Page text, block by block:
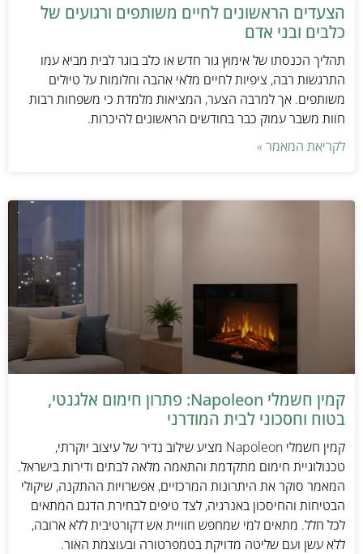
הצעדים הראשונים לחיים משותפים ורגועים של
כלבים ובני אדם
תהליך הכנסתו של אימוץ גור חדש או כלב בוגר לבית מביא עמו
התרגשות רבה, ציפיות לחיים מלאי אהבה וחלומות על טיולים
משותפים. אך למרבה הצער, המציאות מלמדת כי משפחות רבות
חוות משבר עמוק כבר בחודשים הראשונים להיכרות.
לקריאת המאמר »
קמין חשמלי Napoleon: פתרון חימום אלגנטי,
בטוח וחסכוני לבית המודרני
קמין חשמלי Napoleon מציע שילוב נדיר של עיצוב יוקרתי,
טכנולוגיית חימום מתקדמת והתאמה מלאה לבתים ודירות בישראל.
המאמר סוקר את היתרונות המרכזיים, אפשרויות ההתקנה, שיקולי
הבטיחות והחיסכון באנרגיה, לצד טיפים לבחירת הדגם המתאים
לכל חלל. מתאים למי שמחפש חוויית אש דקורטיבית ללא ארובה,
ללא עשן ועם שליטה מדויקת בטמפרטורה ובעוצמת האור.